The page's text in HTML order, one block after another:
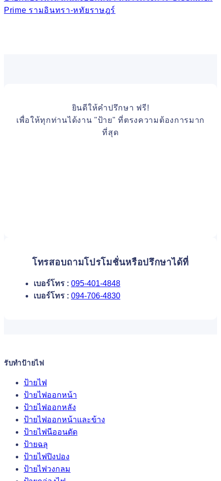
Prime รามอินทรา-หทัยราษฎร์
ยินดีให้คำปรึกษา ฟรี!
เพื่อให้ทุกท่านได้งาน "ป้าย" ที่ตรงความต้องการมาก
ที่สุด
โทรสอบถามโปรโมชั่นหรือปรึกษาได้ที่
เบอร์โทร : 095-401-4848
เบอร์โทร : 094-706-4830
รับทำป้ายไฟ
ป้ายไฟ
ป้ายไฟออกหน้า
ป้ายไฟออกหลัง
ป้ายไฟออกหน้าและข้าง
ป้ายไฟนีออนดัด
ป้ายฉลุ
ป้ายไฟปิงปอง
ป้ายไฟวงกลม